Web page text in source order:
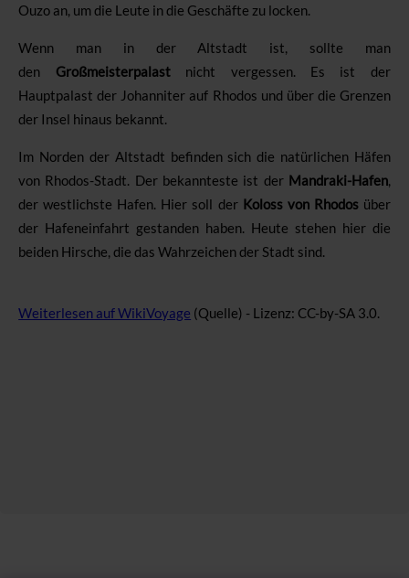
Ouzo an, um die Leute in die Geschäfte zu locken.
Wenn man in der Altstadt ist, sollte man
den
Großmeisterpalast
nicht vergessen. Es ist der
Hauptpalast der Johanniter auf Rhodos und über die Grenzen
der Insel hinaus bekannt.
Im Norden der Altstadt befinden sich die natürlichen Häfen
von Rhodos-Stadt. Der bekannteste ist der Mandraki-Hafen,
der westlichste Hafen. Hier soll der Koloss von Rhodos über
der Hafeneinfahrt gestanden haben. Heute stehen hier die
beiden Hirsche, die das Wahrzeichen der Stadt sind.
Weiterlesen auf WikiVoyage (Quelle) - Lizenz: CC-by-SA 3.0.